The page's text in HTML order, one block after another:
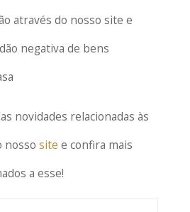
através do nosso site e
negativa de bens
novidades relacionadas às
nosso site e confira mais
a esse!